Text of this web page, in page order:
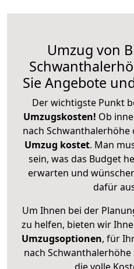
Umzug von
Sie Angebote
Der wichtigste Punkt
Umzugskosten! Ob
nach Schwanthalerhöhe
Umzug kostet. Man
sein, was das Budget
erwarten und
dafür
Um Ihnen bei der
zu helfen, bieten wir
Umzugsoptionen, für
nach Schwanthalerhöhe